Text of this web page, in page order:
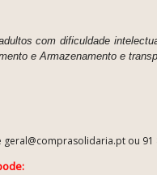
com dificuldade
e Armazenamento e
geral@comprasolidaria.pt ou 91